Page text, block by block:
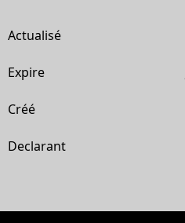
Actualisé
Expire
Créé
Declarant